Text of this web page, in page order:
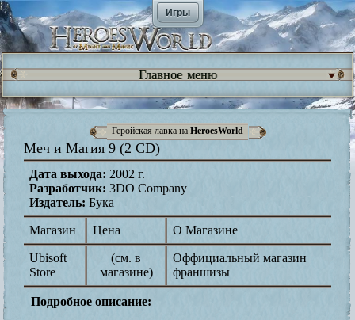
Игры
Главное меню
Геройская лавка на HeroesWorld
Меч и Магия 9 (2 CD)
Дата выхода: 2002 г.
Разработчик: 3DO Company
Издатель: Бука
Магазин Цена О Магазине
Ubisoft
Store
(см. в
магазине)
Оффициальный магазин
франшизы
Подробное описание: